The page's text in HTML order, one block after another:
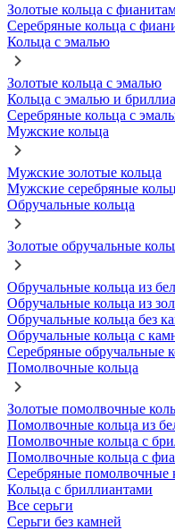
Золотые кольца с
Серебряные кольца с
Кольца с эмалью
Золотые кольца с эмалью
Кольца с эмалью и
Серебряные кольца с
Мужские кольца
Мужские золотые кольца
Мужские серебряные
Обручальные кольца
Золотые обручальные
Обручальные кольца из
Обручальные кольца из
Обручальные кольца без
Обручальные кольца с
Серебряные обручальные
Помолвочные кольца
Золотые помолвочные
Помолвочные кольца из
Помолвочные кольца с
Помолвочные кольца с
Серебряные помолвочные
Кольца с бриллиантами
Все серьги
Серьги без камней